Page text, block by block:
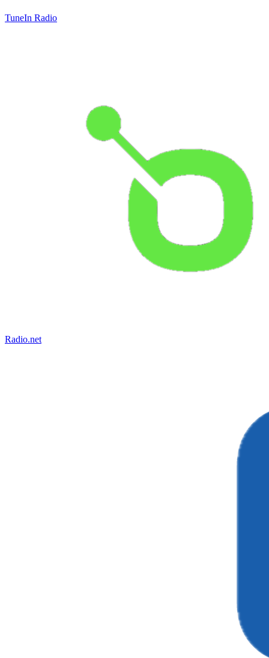
TuneIn Radio
Radio.net